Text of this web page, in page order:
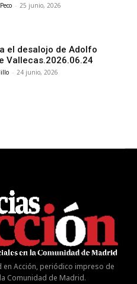
- 25 junio, 2026
el desalojo de Adolfo
Vallecas.2026.06.24
- 24 junio, 2026
Acción, periódico impreso de
Comunidad de Madrid.